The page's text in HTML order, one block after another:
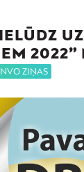
2022”
NVO ZIŅAS